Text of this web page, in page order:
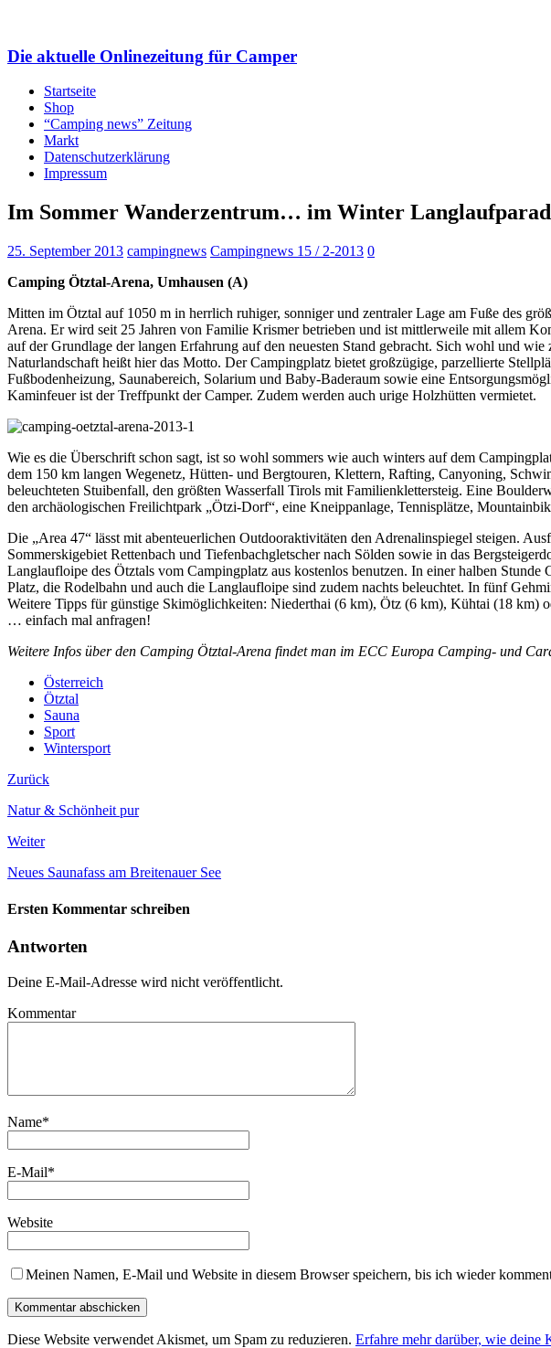
Die aktuelle Onlinezeitung für Camper
Startseite
Shop
“Camping news” Zeitung
Markt
Datenschutzerklärung
Impressum
Im Sommer Wanderzentrum… im Winter
25. September 2013 campingnews Campingnews 15 / 2-2013 0
Camping Ötztal-Arena, Umhausen (A)
Mitten im Ötztal auf 1050 m in herrlich ruhiger, sonniger und zentraler Lage am Fuße des
Arena. Er wird seit 25 Jahren von Familie Krismer betrieben und ist mittlerweile mit allem
auf der Grundlage der langen Erfahrung auf den neuesten Stand gebracht. Sich wohl und
Naturlandschaft heißt hier das Motto. Der Campingplatz bietet großzügige, parzellierte
Fußbodenheizung, Saunabereich, Solarium und Baby-Baderaum sowie eine
Kaminfeuer ist der Treffpunkt der Camper. Zudem werden auch urige Holzhütten vermietet.
Wie es die Überschrift schon sagt, ist so wohl sommers wie auch winters auf dem
dem 150 km langen Wegenetz, Hütten- und Bergtouren, Klettern, Rafting, Canyoning,
beleuchteten Stuibenfall, den größten Wasserfall Tirols mit Familienklettersteig. Eine
den archäologischen Freilichtpark „Ötzi-Dorf“, eine Kneippanlage, Tennisplätze,
Die „Area 47“ lässt mit abenteuerlichen Outdooraktivitäten den Adrenalinspiegel steigen.
Sommerskigebiet Rettenbach und Tiefenbachgletscher nach Sölden sowie in das
Langlaufloipe des Ötztals vom Campingplatz aus kostenlos benutzen. In einer halben
Platz, die Rodelbahn und auch die Langlaufloipe sind zudem nachts beleuchtet. In fünf
Weitere Tipps für günstige Skimöglichkeiten: Niederthai (6 km), Ötz (6 km), Kühtai (18 km)
… einfach mal anfragen!
Weitere Infos über den Camping Ötztal-Arena findet man im ECC Europa Camping- und
Österreich
Ötztal
Sauna
Sport
Wintersport
Zurück
Natur & Schönheit pur
Weiter
Neues Saunafass am Breitenauer See
Ersten Kommentar schreiben
Antworten
Deine E-Mail-Adresse wird nicht veröffentlicht.
Kommentar
Name*
E-Mail*
Website
Meinen Namen, E-Mail und Website in diesem Browser speichern, bis ich wieder
Diese Website verwendet Akismet, um Spam zu reduzieren. Erfahre mehr darüber, wie deine